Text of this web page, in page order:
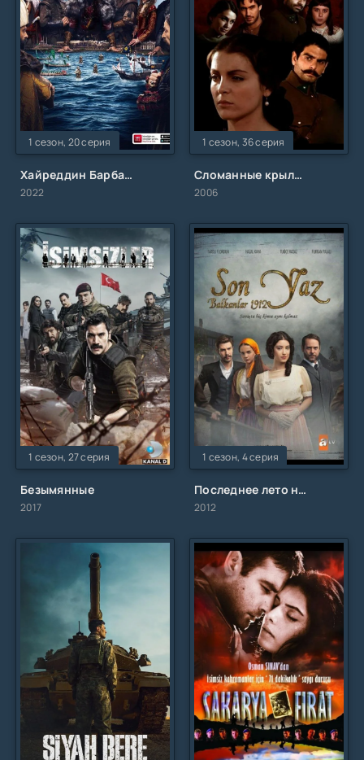
1 сезон, 20 серия
Хайреддин Барбароса: Указ султана
2022
1 сезон, 36 серия
Сломанные крылья
2006
1 сезон, 27 серия
Безымянные
2017
1 сезон, 4 серия
Последнее лето на Балканах 1912
2012